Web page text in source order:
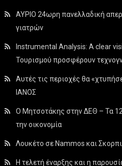
ΑΥΡΙΟ 24ωρη πανελλαδική
γιατρών
Instrumental Analysis: A clear
Τουρισμού προσφέρουν
Αυτές τις περιοχές θα
ΙΑΝΟΣ
Ο Μητσοτάκης στην ΔΕΘ – Τα
την οικονομία
Λουκέτο σε Nammos και
Η τελετή έναρξης και η